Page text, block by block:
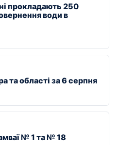
прокладають 250
води в
та області за 6 серпня
№ 1 та № 18